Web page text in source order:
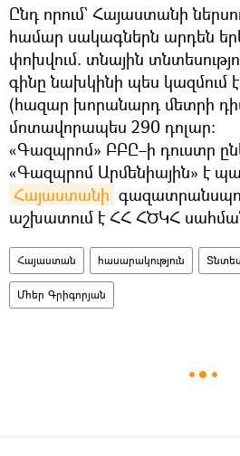
Ընդ որում` Հայաստանի
համար սակագներն արդեն
փոխվում. տնային
գինը նախկինի պես կազմում
(հազար խորանարդ մետրի
մոտավորապես 290 դոլար:
«Գազպրոմ» ԲԲԸ–ի դուստր
«Գազպրոմ Արմենիային» է
Հայաստանի
աշխատում է ՀՀ ՀԾԿՀ
Հայաստան հասարակություն
Մհեր Գրիգորյան